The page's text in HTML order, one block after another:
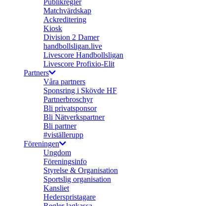
Publikregler
Matchvärdskap
Ackreditering
Kiosk
Division 2 Damer
handbollsligan.live
Livescore Handbollsligan
Livescore Profixio-Elit
Partners
Våra partners
Sponsring i Skövde HF
Partnerbroschyr
Bli privatsponsor
Bli Nätverkspartner
Bli partner
#viställerupp
Föreningen
Ungdom
Föreningsinfo
Styrelse & Organisation
Sportslig organisation
Kansliet
Hederspristagare